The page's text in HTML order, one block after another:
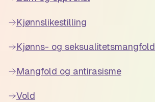
Kjønnslikestilling
Kjønns- og seksualitetsmangfold
Mangfold og antirasisme
Vold